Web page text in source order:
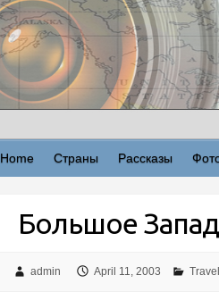
Home Страны Рассказы
Большое
admin April 11, 2003